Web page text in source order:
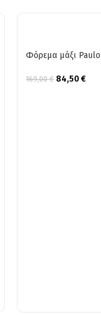
Φόρεμα μάξι
169,00€ 84,50 €